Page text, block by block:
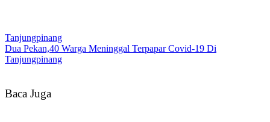
Tanjungpinang
Dua Pekan,40 Warga Meninggal Terpapar Covid-19 Di
Tanjungpinang
Baca Juga